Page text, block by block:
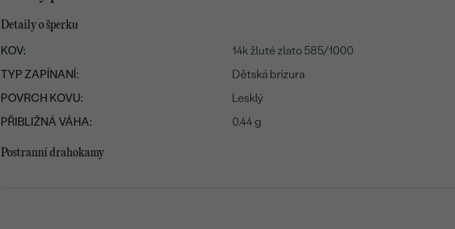
Detaily o šperku
KOV:
14k žluté zlato 585/1000
TYP ZAPÍNANÍ:
Dětská brizura
POVRCH KOVU:
Lesklý
PŘIBLIŽNÁ VÁHA:
0.44 g
Postranní drahokamy